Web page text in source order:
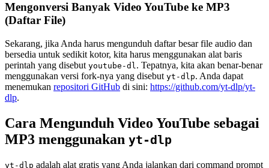
Mengonversi Banyak Video YouTube ke MP3
(Daftar File)
Sekarang, jika Anda harus mengunduh daftar besar file audio dan
bersedia untuk sedikit kotor, kita harus menggunakan alat baris
perintah yang disebut youtube-dl. Tepatnya, kita akan benar-benar
menggunakan versi fork-nya yang disebut yt-dlp. Anda dapat
menemukan repositori GitHub di sini: https://github.com/yt-dlp/yt-
dlp.
Cara Mengunduh Video YouTube sebagai
MP3 menggunakan yt-dlp
yt-dlp adalah alat gratis yang Anda jalankan dari command prompt